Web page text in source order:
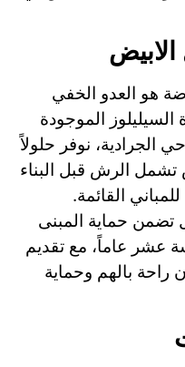
هو العدو الخفي
الموجودة
نوفر حلولاً
تشمل الرش قبل البناء
القائمة.
تضمن حماية المبنى
عشر عاماً، مع تقديم
راحة بالهم وحماية